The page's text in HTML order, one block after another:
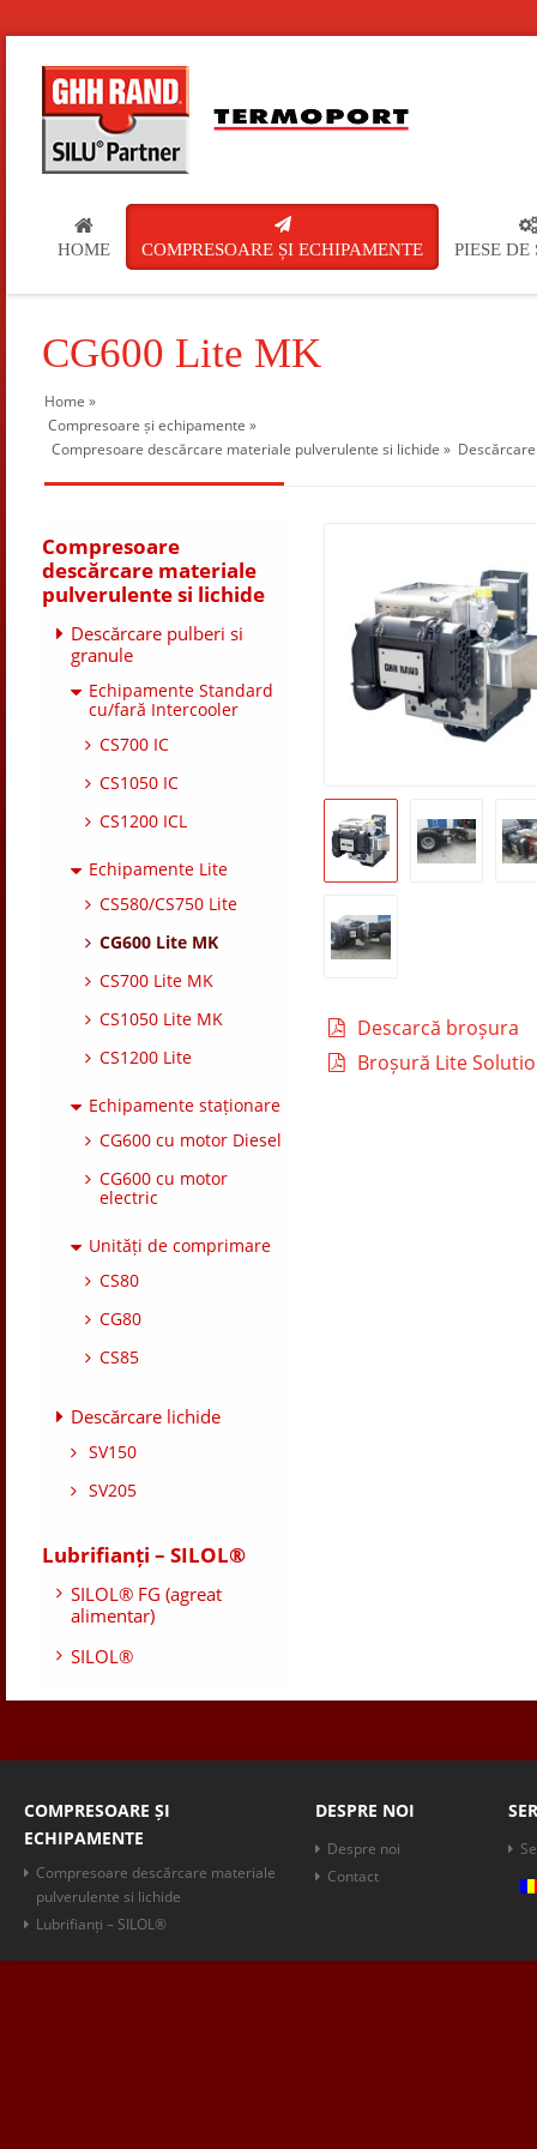
HOME COMPRESOARE ȘI ECHIPAMENTE PIESE DE
CG600 Lite MK
Home »
Compresoare și echipamente »
Compresoare descărcare materiale pulverulente si lichide »
Compresoare
descărcare materiale
pulverulente si lichide
Descărcare pulberi si
granule
Echipamente Standard
cu/fară Intercooler
CS700 IC
CS1050 IC
CS1200 ICL
Echipamente Lite
CS580/CS750 Lite
CG600 Lite MK
CS700 Lite MK
CS1050 Lite MK
CS1200 Lite
Echipamente staționare
CG600 cu motor Diesel
CG600 cu motor
electric
Unități de comprimare
CS80
CG80
CS85
Descărcare lichide
SV150
SV205
Lubrifianți – SILOL®
SILOL® FG (agreat
alimentar)
SILOL®
Descarcă broșura
Broșură Lite
COMPRESOARE ȘI
ECHIPAMENTE
Compresoare descărcare materiale
pulverulente si lichide
Lubrifianți – SILOL®
DESPRE NOI
Despre noi
Contact